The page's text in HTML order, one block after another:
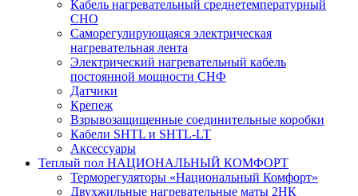
Кабель нагревательный среднетемпературный
СНО
Саморегулирующаяся электрическая
нагревательная лента
Электрический нагревательный кабель
постоянной мощности СНФ
Датчики
Крепеж
Взрывозащищенные соединительные коробки
Кабели SHTL и SHTL-LT
Аксессуары
Теплый пол НАЦИОНАЛЬНЫЙ КОМФОРТ
Терморегуляторы «Национальный Комфорт»
Двухжильные нагревательные маты 2НК